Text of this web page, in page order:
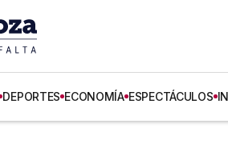
DEPORTES ECONOMÍA ESPECTÁCULOS